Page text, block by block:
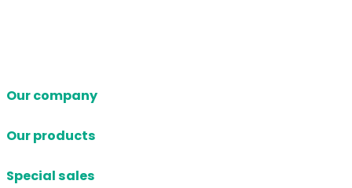
Our company
Our products
Special sales